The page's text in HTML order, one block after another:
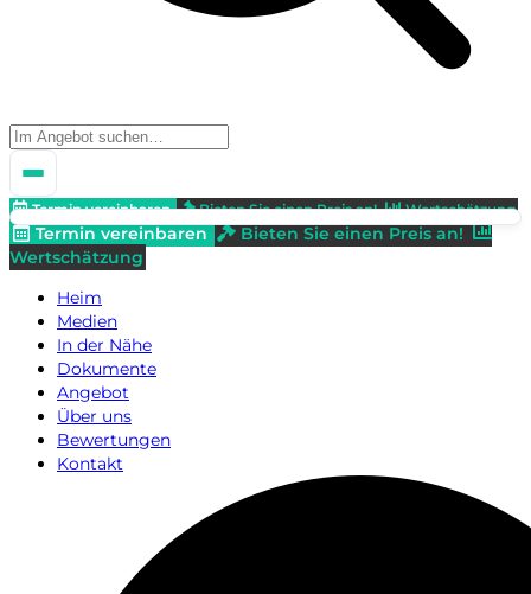
Termin vereinbaren Bieten Sie einen Preis an! Wertschätzung
Termin vereinbaren
Bieten Sie einen Preis an!
Wertschätzung
Heim
Medien
In der Nähe
Dokumente
Angebot
Über uns
Bewertungen
Kontakt